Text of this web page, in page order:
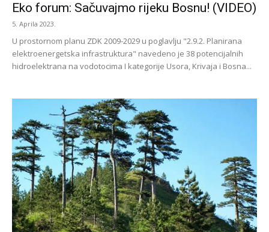
Eko forum: Sačuvajmo rijeku Bosnu! (VIDEO)
5. Aprila 2023.
U prostornom planu ZDK 2009-2029 u poglavlju "2.9.2. Planirana
elektroenergetska infrastruktura" navedeno je 38 potencijalnih
hidroelektrana na vodotocima I kategorije Usora, Krivaja i Bosna...